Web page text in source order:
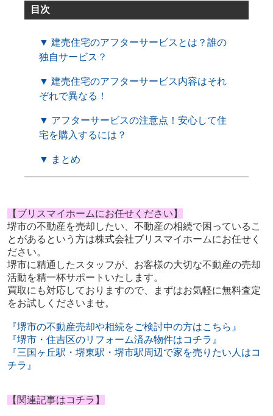
目次
▼ 建売住宅のアフターサービスとは？誰の
独自サービス？
▼ 建売住宅のアフターサービス内容はそれ
ぞれで異なる！
▼ アフターサービスの注意点！安心して住
宅を購入するには？
▼ まとめ
【ブリスマイホームにお任せください】
堺市の不動産を売却したい、不動産の相続で困っているこ
とがあるという方は株式会社ブリスマイホームにお任せく
ださい。
堺市に精通したスタッフが、お客様の大切な不動産の売却
活動を精一杯サポートいたします。
買取にも対応しておりますので、まずはお気軽に無料査定
をお試しくださいませ。
『堺市の不動産売却や相続をご検討中の方はこちら』
『堺市・住吉区のリフォーム済み物件はコチラ』
『三国ヶ丘駅・堺東駅・堺市駅周辺で家を売りたい人はコ
チラ』
【関連記事はコチラ】